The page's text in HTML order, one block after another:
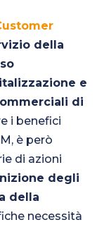
della
e
di
i benefici
è però
di azioni
degli
della
necessità